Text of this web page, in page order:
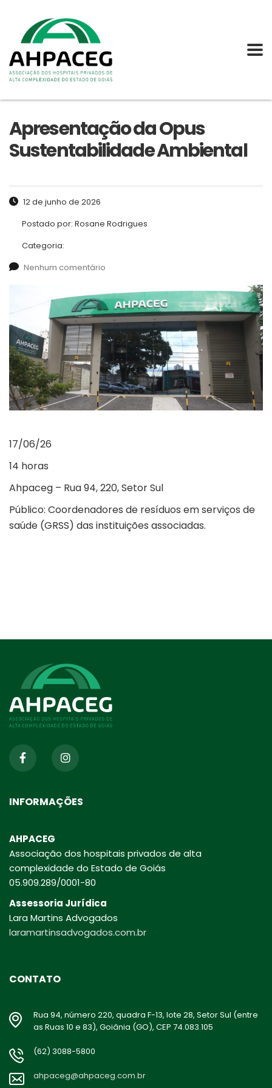
Apresentação da Opus
Sustentabilidade Ambiental
12 de junho de 2026
Postado por: Rosane Rodrigues
Categoria:
Nenhum comentário
17/06/26
14 horas
Ahpaceg – Rua 94, 220, Setor Sul
Público: Coordenadores de resíduos em serviços de
saúde (GRSS) das instituições associadas.
INFORMAÇÕES
AHPACEG
Associação dos hospitais privados de alta
complexidade do Estado de Goiás
05.909.289/0001-80
Assessoria Jurídica
Lara Martins Advogados
laramartinsadvogados.com.br
CONTATO
Rua 94, número 220, quadra F-13, lote 28, Setor Sul (entre
as Ruas 10 e 83), Goiânia (GO), CEP 74.083.105
(62) 3088-5800
ahpaceg@ahpaceg.com.br